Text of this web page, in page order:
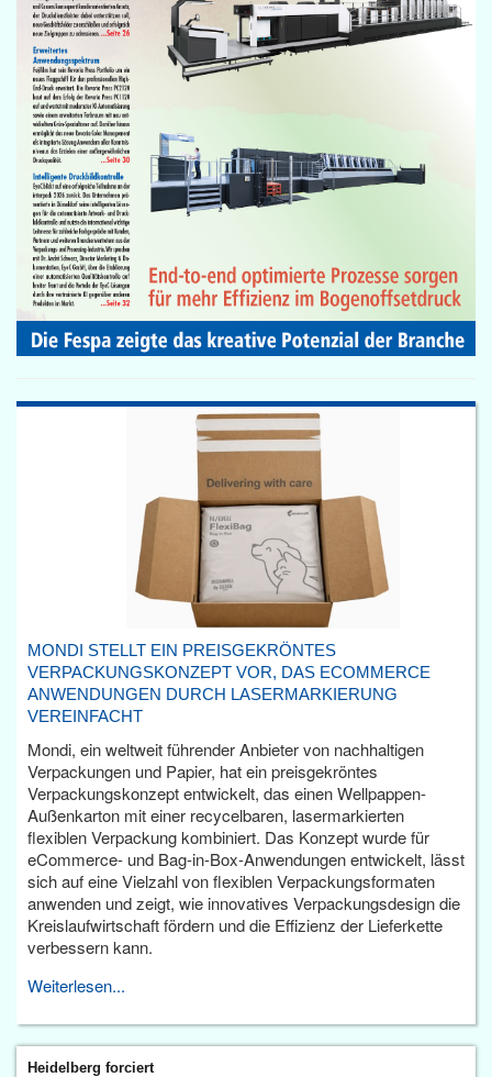
MONDI STELLT EIN PREISGEKRÖNTES
VERPACKUNGSKONZEPT VOR, DAS ECOMMERCE
ANWENDUNGEN DURCH LASERMARKIERUNG
VEREINFACHT
Mondi, ein weltweit führender Anbieter von nachhaltigen
Verpackungen und Papier, hat ein preisgekröntes
Verpackungskonzept entwickelt, das einen Wellpappen-
Außenkarton mit einer recycelbaren, lasermarkierten
flexiblen Verpackung kombiniert. Das Konzept wurde für
eCommerce- und Bag-in-Box-Anwendungen entwickelt, lässt
sich auf eine Vielzahl von flexiblen Verpackungsformaten
anwenden und zeigt, wie innovatives Verpackungsdesign die
Kreislaufwirtschaft fördern und die Effizienz der Lieferkette
verbessern kann.
Weiterlesen...
Heidelberg forciert